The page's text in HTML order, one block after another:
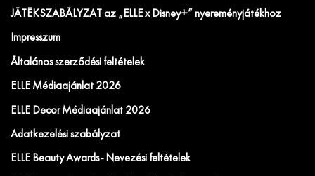
JÁTÉKSZABÁLYZAT az „ELLE x Disney+” nyereményjátékhoz
Impresszum
Általános szerződési feltételek
ELLE Médiaajánlat 2026
ELLE Decor Médiaajánlat 2026
Adatkezelési szabályzat
ELLE Beauty Awards - Nevezési feltételek